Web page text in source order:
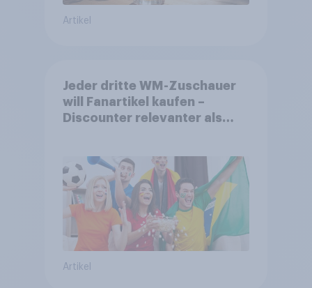
Artikel
Jeder dritte WM-Zuschauer
will Fanartikel kaufen –
Discounter relevanter als
Artikel